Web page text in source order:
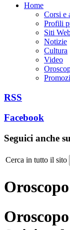
Home
Corsi e
Profili
Siti
Notizie
Cultura
Video
RSS
Facebook
Seguici anche
Cerca in tutto il sito